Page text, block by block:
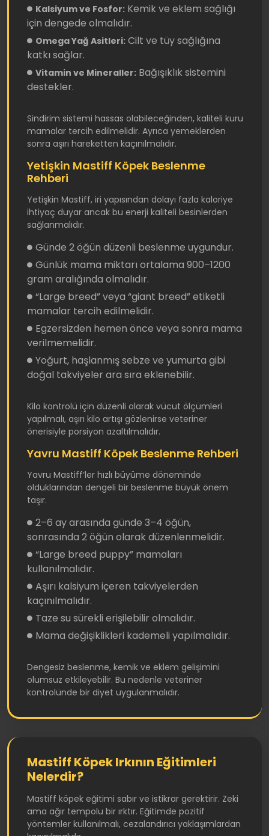
Kalsiyum ve Fosfor: Kemik ve eklem sağlığı
için dengede olmalıdır.
Omega Yağ Asitleri: Cilt ve tüy sağlığına
katkı sağlar.
Vitamin ve Mineraller: Bağışıklık sistemini
destekler.
Sindirim sistemi hassas olabileceğinden, kaliteli kuru
mamalar tercih edilmelidir. Ayrıca yemeklerden
sonra aşırı hareketten kaçınılmalıdır.
Yetişkin Mastiff Köpek Beslenme
Rehberi
Yetişkin Mastiff, iri yapısından dolayı fazla kaloriye
ihtiyaç duyar ancak bu enerji kaliteli besinlerden
sağlanmalıdır.
Günde 2 öğün düzenli beslenme uygundur.
Günlük mama miktarı ortalama 900–1200
gram aralığında olmalıdır.
“Large breed” veya “giant breed” etiketli
mamalar tercih edilmelidir.
Egzersizden hemen önce veya sonra mama
verilmemelidir.
Yoğurt, haşlanmış sebze ve yumurta gibi
doğal takviyeler ara sıra eklenebilir.
Kilo kontrolü için düzenli olarak vücut ölçümleri
yapılmalı, aşırı kilo artışı gözlenirse veteriner
önerisiyle porsiyon azaltılmalıdır.
Yavru Mastiff Köpek Beslenme Rehberi
Yavru Mastiff’ler hızlı büyüme döneminde
olduklarından dengeli bir beslenme büyük önem
taşır.
2–6 ay arasında günde 3–4 öğün,
sonrasında 2 öğün olarak düzenlenmelidir.
“Large breed puppy” mamaları
kullanılmalıdır.
Aşırı kalsiyum içeren takviyelerden
kaçınılmalıdır.
Taze su sürekli erişilebilir olmalıdır.
Mama değişiklikleri kademeli yapılmalıdır.
Dengesiz beslenme, kemik ve eklem gelişimini
olumsuz etkileyebilir. Bu nedenle veteriner
kontrolünde bir diyet uygulanmalıdır.
Mastiff Köpek Irkının Eğitimleri
Nelerdir?
Mastiff köpek eğitimi sabır ve istikrar gerektirir. Zeki
ama ağır tempolu bir ırktır. Eğitimde pozitif
yöntemler kullanılmalı, cezalandırıcı yaklaşımlardan